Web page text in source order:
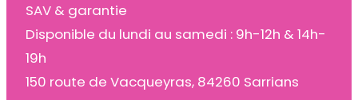
SAV & garantie
Disponible du lundi au samedi : 9h-12h & 14h-
19h
150 route de Vacqueyras, 84260 Sarrians